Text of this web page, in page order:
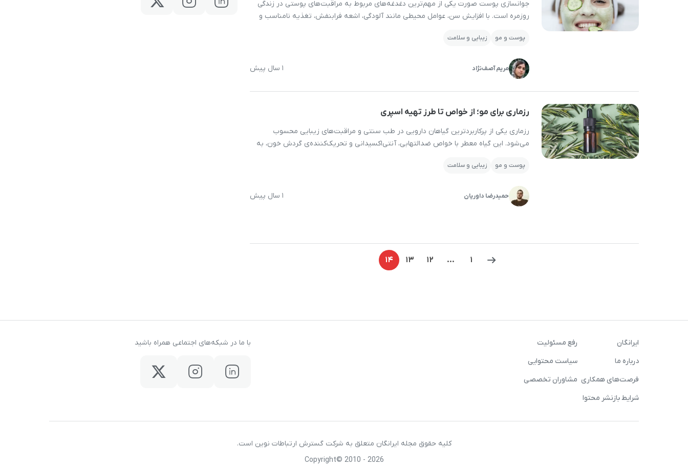
است.
هدف ما ایجاد مرجعی مطمئن و همیشه در دسترس است؛ جایی که بتوانید با آرامش خاطر، پاسخ پرسش‌های خود را پیدا کنید، از
تازه‌ترین دستاوردها آگاه شوید و در نهایت بهترین انتخاب‌ها را برای سلامت و زیبایی پوست و موی خود داشته باشید.
جوانسازی پوست صورت یکی از مهم‌ترین دغدغه‌های مربوط به مراقبت‌های پوستی در زندگی
روزمره است. با افزایش سن، عوامل محیطی مانند آلودگی، اشعه فرابنفش، تغذیه نامناسب و
برای جوانسازی پوست صورت چه باید کرد؟ واقعیت این است که بدون نیاز […]
پوست و مو زیبایی و سلامت
مریم آصف‌نژاد 1 سال پیش
رزماری برای مو؛ از خواص تا طرز تهیه اسپری
رزماری یکی از پرکاربردترین گیاهان دارویی در طب سنتی و مراقبت‌های زیبایی محسوب
می‌شود. این گیاه معطر با خواص ضدالتهابی، آنتی‌اکسیدانی و تحریک‌کننده‌ی گردش خون، به
پوست سر شناخته می‌شود. روش‌های مختلفی برای استفاده از رزماری برای مو وجود […]
پوست و مو زیبایی و سلامت
حمیدرضا داوریان 1 سال پیش
1
…
12
13
14
ایرانگان
درباره ما
فرصت‌های همکاری
شرایط بازنشر محتوا
رفع مسئولیت
سیاست محتوایی
مشاوران تخصصی
با ما در شبکه‌های اجتماعی همراه باشید
کلیه حقوق مجله ایرانگان متعلق به شرکت گسترش ارتباطات نوین است.
Copyright© 2010 - 2026